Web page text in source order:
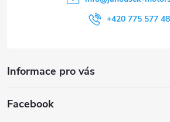
+420 775 577
Informace pro vás
Facebook